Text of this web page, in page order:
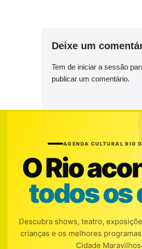
Deixe um
Tem de iniciar a sessão
publicar um comentário.
AGENDA CULTURAL RIO
O Rio
todos os
Descubra shows, teatro,
crianças e os melhores
Cidade